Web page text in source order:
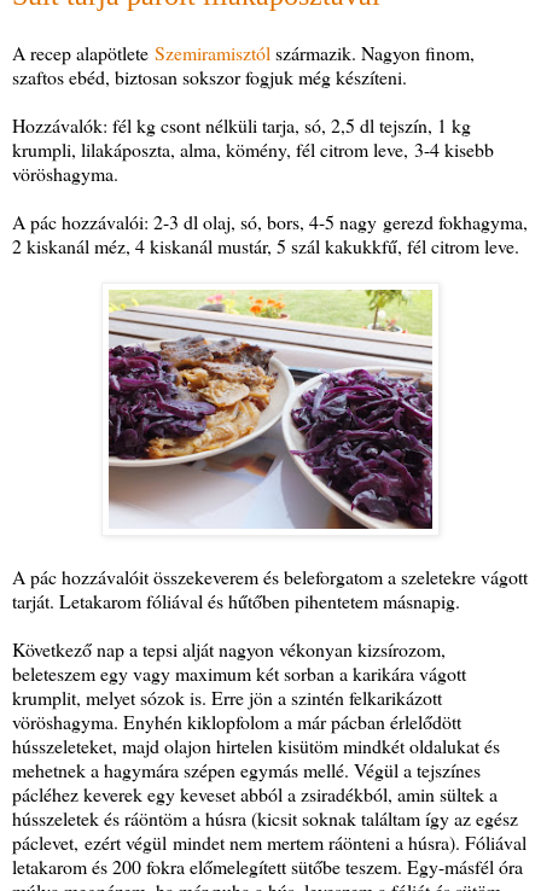
A recep alapötlete Szemiramisztól származik. Nagyon finom,
szaftos ebéd, biztosan sokszor fogjuk még készíteni.
Hozzávalók: fél kg csont nélküli tarja, só, 2,5 dl tejszín, 1 kg
krumpli, lilakáposzta, alma, kömény, fél citrom leve, 3-4 kisebb
vöröshagyma.
A pác hozzávalói: 2-3 dl olaj, só, bors, 4-5 nagy gerezd fokhagyma,
2 kiskanál méz, 4 kiskanál mustár, 5 szál kakukkfű, fél citrom leve.
A pác hozzávalóit összekeverem és beleforgatom a szeletekre vágott
tarját. Letakarom fóliával és hűtőben pihentetem másnapig.
Következő nap a tepsi alját nagyon vékonyan kizsírozom,
beleteszem egy vagy maximum két sorban a karikára vágott
krumplit, melyet sózok is. Erre jön a szintén felkarikázott
vöröshagyma. Enyhén kiklopfolom a már pácban érlelődött
hússzeleteket, majd olajon hirtelen kisütöm mindkét oldalukat és
mehetnek a hagymára szépen egymás mellé. Végül a tejszínes
pácléhez keverek egy keveset abból a zsiradékból, amin sültek a
hússzeletek és ráöntöm a húsra (kicsit soknak találtam így az egész
páclevet, ezért végül mindet nem mertem ráönteni a húsra). Fóliával
letakarom és 200 fokra előmelegített sütőbe teszem. Egy-másfél óra